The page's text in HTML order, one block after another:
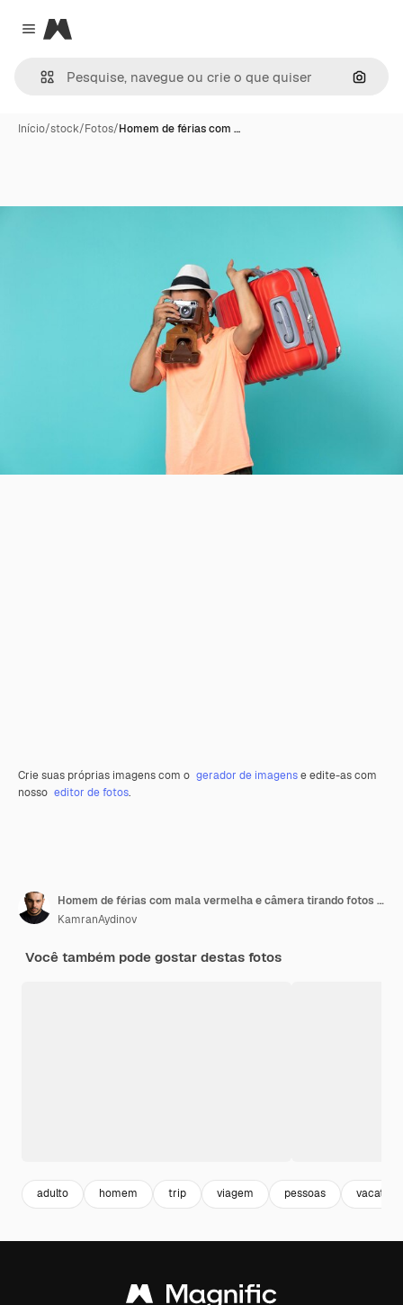
Close menu
Magnific
Início/stock/Fotos/Homem de férias com …
Crie suas próprias imagens com o gerador de imagense edite-as com
nosso editor de fotos.
Homem de férias com mala vermelha e câmera tirando fotos em azul
KamranAydinov
Você também pode gostar destas fotos
adulto homem trip viagem pessoas vacation